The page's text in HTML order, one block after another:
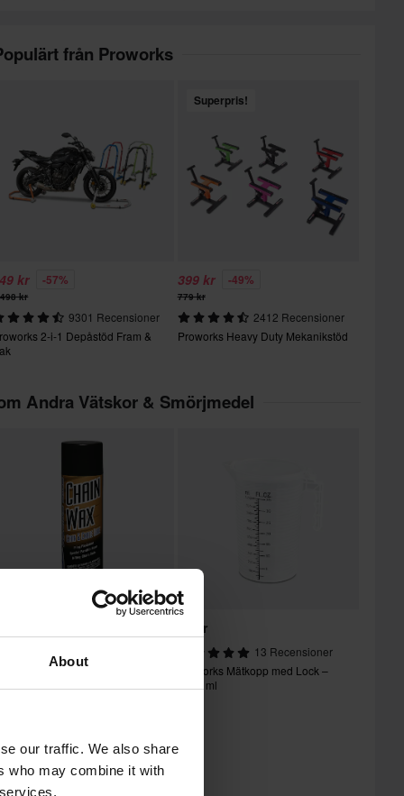
About
our traffic. We also share
who may combine it with
från Proworks
kr -57%
kr
9301 Recensioner
2-i-1 Depåstöd Fram &
Superpris!
399 kr -49%
779 kr
2412 Recensioner
Proworks Heavy Duty Mekanikstöd
Andra Vätskor & Smörjmedel
Maxima Wax 535ml
49 kr
13 Recensioner
Proworks Mätkopp med Lock –
1000 ml